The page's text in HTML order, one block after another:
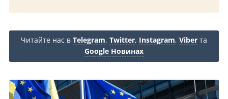
Читайте нас в Telegram, Twitter, Instagram, Viber та
Google Новинах